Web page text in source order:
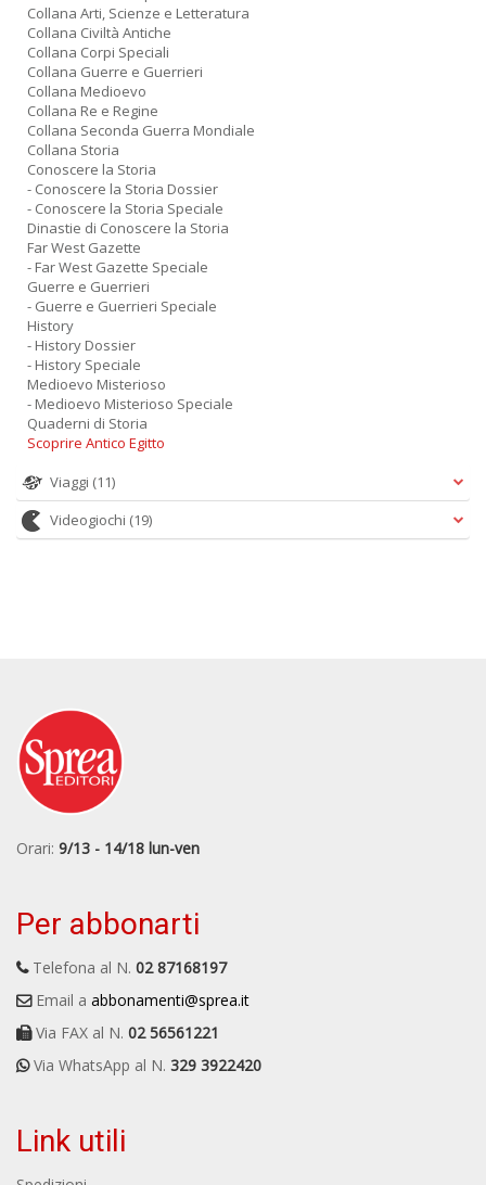
Collana Arti, Scienze e Letteratura
Collana Civiltà Antiche
Collana Corpi Speciali
Collana Guerre e Guerrieri
Collana Medioevo
Collana Re e Regine
Collana Seconda Guerra Mondiale
Collana Storia
Conoscere la Storia
- Conoscere la Storia Dossier
- Conoscere la Storia Speciale
Dinastie di Conoscere la Storia
Far West Gazette
- Far West Gazette Speciale
Guerre e Guerrieri
- Guerre e Guerrieri Speciale
History
- History Dossier
- History Speciale
Medioevo Misterioso
- Medioevo Misterioso Speciale
Quaderni di Storia
Scoprire Antico Egitto
Viaggi (11)
Videogiochi (19)
Orari: 9/13 - 14/18 lun-ven
Per abbonarti
Telefona al N. 02 87168197
Email a abbonamenti@sprea.it
Via FAX al N. 02 56561221
Via WhatsApp al N. 329 3922420
Link utili